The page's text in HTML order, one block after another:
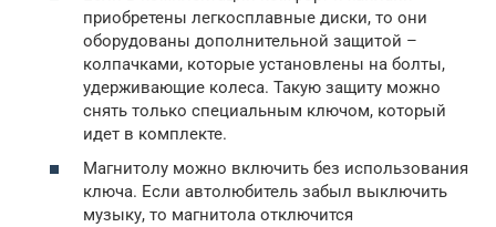
приобретены легкосплавные диски, то они
оборудованы дополнительной защитой –
колпачками, которые установлены на болты,
удерживающие колеса. Такую защиту можно
снять только специальным ключом, который
идет в комплекте.
Магнитолу можно включить без использования
ключа. Если автолюбитель забыл выключить
музыку, то магнитола отключится